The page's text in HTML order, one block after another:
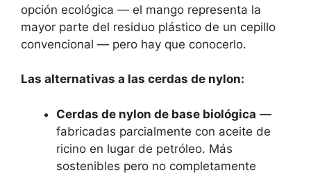
opción ecológica — el mango representa la
mayor parte del residuo plástico de un cepillo
convencional — pero hay que conocerlo.
Las alternativas a las cerdas de nylon:
Cerdas de nylon de base biológica —
fabricadas parcialmente con aceite de
ricino en lugar de petróleo. Más
sostenibles pero no completamente